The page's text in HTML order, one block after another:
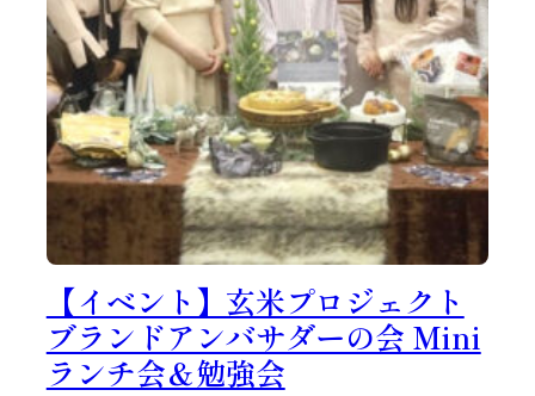
【イベント】玄米プロジェクト
ブランドアンバサダーの会 Mini
ランチ会＆勉強会